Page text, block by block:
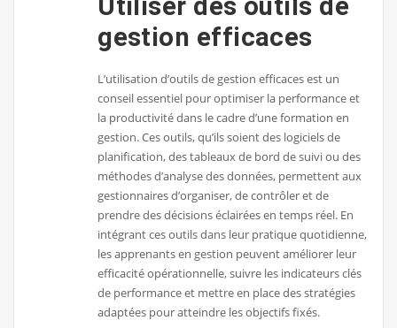
Utiliser des outils de
gestion efficaces
L’utilisation d’outils de gestion efficaces est un
conseil essentiel pour optimiser la performance et
la productivité dans le cadre d’une formation en
gestion. Ces outils, qu’ils soient des logiciels de
planification, des tableaux de bord de suivi ou des
méthodes d’analyse des données, permettent aux
gestionnaires d’organiser, de contrôler et de
prendre des décisions éclairées en temps réel. En
intégrant ces outils dans leur pratique quotidienne,
les apprenants en gestion peuvent améliorer leur
efficacité opérationnelle, suivre les indicateurs clés
de performance et mettre en place des stratégies
adaptées pour atteindre les objectifs fixés.